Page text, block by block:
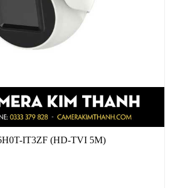
IT3ZF (HD-TVI 5M)